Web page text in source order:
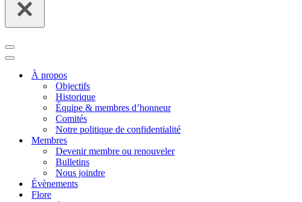
Menu
de
navigation
Menu
navigationÀ propos
Objectifs
Historique
Équipe & membres d’honneur
Comités
Notre politique de confidentialité
Membres
Devenir membre ou renouveler
Bulletins
Nous joindre
Évènements
Flore